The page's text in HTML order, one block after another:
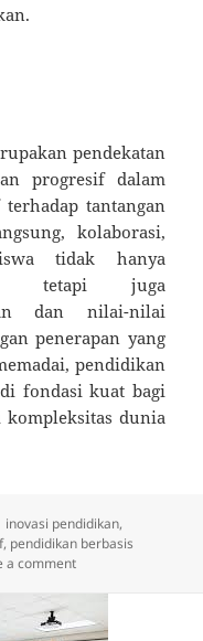
pendekatan
progresif dalam
tantangan
kolaborasi,
tidak hanya
tetapi juga
dan nilai-nilai
penerapan yang
pendidikan
fondasi kuat bagi
kompleksitas dunia
Tags
inovasi pendidikan,
, pendidikan berbasis
a commenton Pendidikan